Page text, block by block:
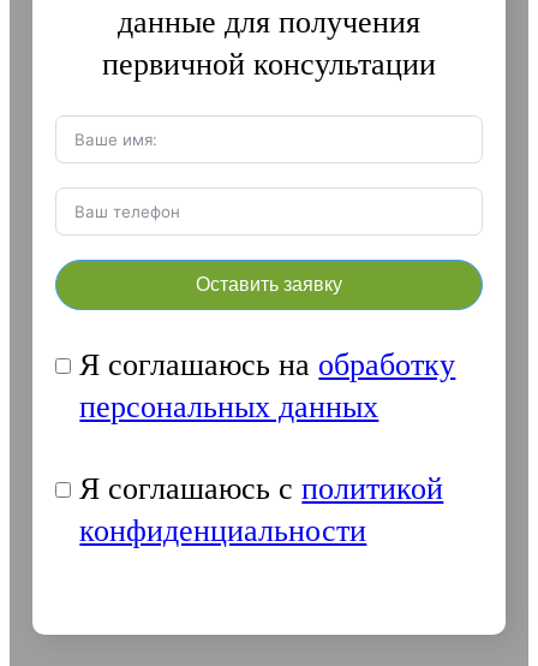
данные для получения
первичной консультации
Оставить заявку
Я соглашаюсь на обработку
персональных данных
Я соглашаюсь сполитикой
конфиденциальности